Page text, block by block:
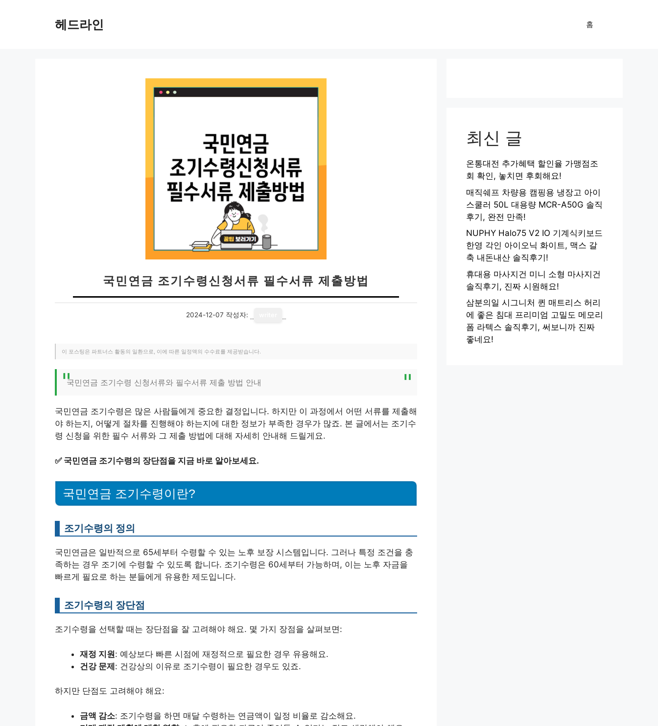
헤드라인 홈
국민연금 조기수령신청서류 필수서류 제출방법
2024-12-07 작성자:
이 포스팅은 파트너스 활동의 일환으로, 이에 따른 일정액의 수수료를 제공받습니다.
국민연금 조기수령 신청서류와 필수서류 제출 방법 안내
국민연금 조기수령은 많은 사람들에게 중요한 결정입니다. 하지만 이 과정에서 어떤 서류를 제출해
야 하는지, 어떻게 절차를 진행해야 하는지에 대한 정보가 부족한 경우가 많죠. 본 글에서는 조기수
령 신청을 위한 필수 서류와 그 제출 방법에 대해 자세히 안내해 드릴게요.
✅ 국민연금 조기수령의 장단점을 지금 바로 알아보세요.
국민연금 조기수령이란?
조기수령의 정의
국민연금은 일반적으로 65세부터 수령할 수 있는 노후 보장 시스템입니다. 그러나 특정 조건을 충
족하는 경우 조기에 수령할 수 있도록 합니다. 조기수령은 60세부터 가능하며, 이는 노후 자금을
빠르게 필요로 하는 분들에게 유용한 제도입니다.
조기수령의 장단점
조기수령을 선택할 때는 장단점을 잘 고려해야 해요. 몇 가지 장점을 살펴보면:
재정 지원: 예상보다 빠른 시점에 재정적으로 필요한 경우 유용해요.
건강 문제: 건강상의 이유로 조기수령이 필요한 경우도 있죠.
하지만 단점도 고려해야 해요:
금액 감소: 조기수령을 하면 매달 수령하는 연금액이 일정 비율로 감소해요.
최신 글
온통대전 추가혜택 할인율 가맹점조
회 확인, 놓치면 후회해요!
매직쉐프 차량용 캠핑용 냉장고 아이
스쿨러 50L 대용량 MCR-A50G 솔직
후기, 완전 만족!
NUPHY Halo75 V2 IO 기계식키보드
한영 각인 아이오닉 화이트, 맥스 갈
축 내돈내산 솔직후기!
휴대용 마사지건 미니 소형 마사지건
솔직후기, 진짜 시원해요!
삼분의일 시그니처 퀸 매트리스 허리
에 좋은 침대 프리미엄 고밀도 메모리
폼 라텍스 솔직후기, 써보니까 진짜
좋네요!